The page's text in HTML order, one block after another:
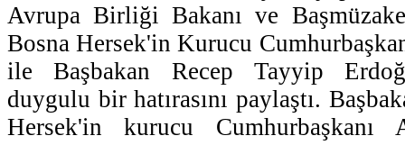
Avrupa Birliği Bakanı ve
Bosna Hersek'in Kurucu
ile Başbakan Recep Tayyip
duygulu bir hatırasını paylaştı.
Hersek'in kurucu Cumhurbaşkanı